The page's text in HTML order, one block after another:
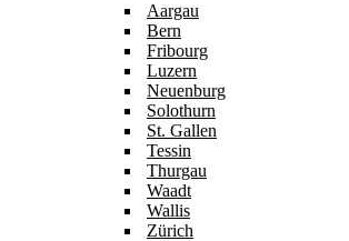
Aargau
Bern
Fribourg
Luzern
Neuenburg
Solothurn
St. Gallen
Tessin
Thurgau
Waadt
Wallis
Zürich